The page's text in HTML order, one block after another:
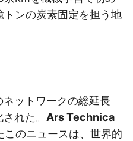
ンの炭素固定を担う地
ットワークの総延長
れた。 Ars Technica
のニュースは、世界的